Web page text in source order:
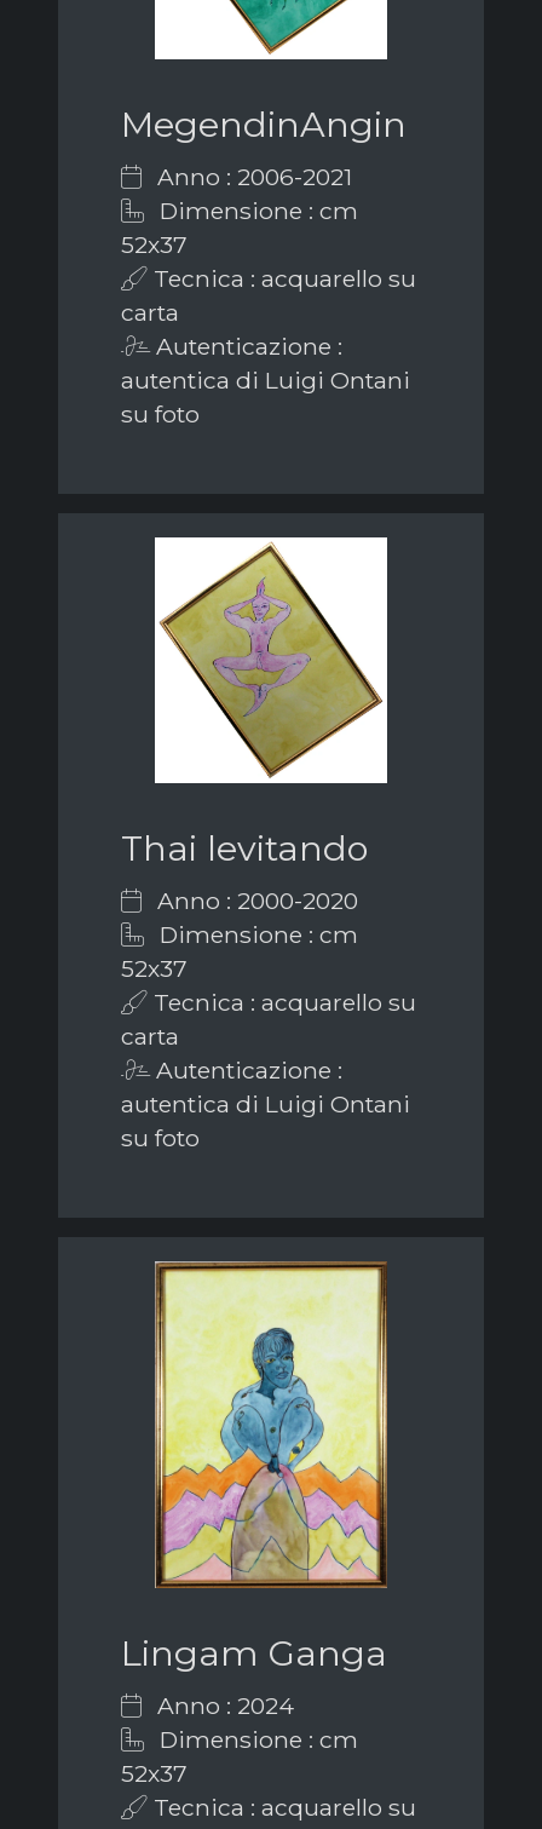
MegendinAngin
Anno : 2006-2021
Dimensione : cm
52x37
Tecnica : acquarello su
carta
Autenticazione :
autentica di Luigi Ontani
su foto
Thai levitando
Anno : 2000-2020
Dimensione : cm
52x37
Tecnica : acquarello su
carta
Autenticazione :
autentica di Luigi Ontani
su foto
Lingam Ganga
Anno : 2024
Dimensione : cm
52x37
Tecnica : acquarello su